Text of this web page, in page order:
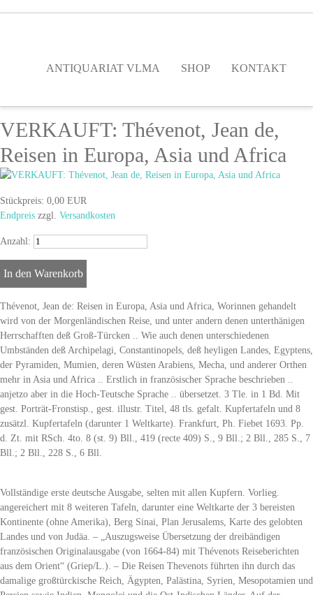
ANTIQUARIAT VLMA SHOP KONTAKT
VERKAUFT: Thévenot, Jean de,
Reisen in Europa, Asia und Africa
Stückpreis: 0,00 EUR
Endpreis zzgl. Versandkosten
Anzahl:
Thévenot, Jean de: Reisen in Europa, Asia und Africa, Worinnen gehandelt
wird von der Morgenländischen Reise, und unter andern denen unterthänigen
Herrschafften deß Groß-Türcken .. Wie auch denen unterschiedenen
Umbständen deß Archipelagi, Constantinopels, deß heyligen Landes, Egyptens,
der Pyramiden, Mumien, deren Wüsten Arabiens, Mecha, und anderer Orthen
mehr in Asia und Africa .. Erstlich in französischer Sprache beschrieben ..
anjetzo aber in die Hoch-Teutsche Sprache .. übersetzet. 3 Tle. in 1 Bd. Mit
gest. Porträt-Fronstisp., gest. illustr. Titel, 48 tls. gefalt. Kupfertafeln und 8
zusätzl. Kupfertafeln (darunter 1 Weltkarte). Frankfurt, Ph. Fiebet 1693. Pp.
d. Zt. mit RSch. 4to. 8 (st. 9) Bll., 419 (recte 409) S., 9 Bll.; 2 Bll., 285 S., 7
Bll.; 2 Bll., 228 S., 6 Bll.
Vollständige erste deutsche Ausgabe, selten mit allen Kupfern. Vorlieg.
angereichert mit 8 weiteren Tafeln, darunter eine Weltkarte der 3 bereisten
Kontinente (ohne Amerika), Berg Sinai, Plan Jerusalems, Karte des gelobten
Landes und von Judäa. – „Auszugsweise Übersetzung der dreibändigen
französischen Originalausgabe (von 1664-84) mit Thévenots Reiseberichten
aus dem Orient“ (Griep/L.). – Die Reisen Thevenots führten ihn durch das
damalige großtürckische Reich, Ägypten, Palästina, Syrien, Mesopotamien und